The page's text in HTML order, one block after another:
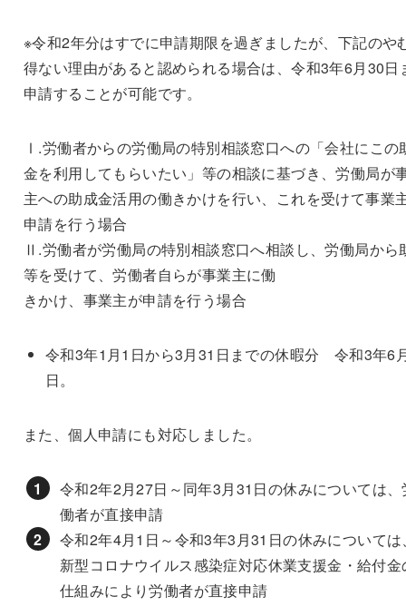
※令和2年分はすでに申請期限を過ぎましたが、下記のや
得ない理由があると認められる場合は、令和3年6月30日
申請することが可能です。
Ⅰ.労働者からの労働局の特別相談窓口への「会社にこの
金を利用してもらいたい」等の相談に基づき、労働局が
主への助成金活用の働きかけを行い、これを受けて事業
申請を行う場合
Ⅱ.労働者が労働局の特別相談窓口へ相談し、労働局から
等を受けて、労働者自らが事業主に働
きかけ、事業主が申請を行う場合
令和3年1月1日から3月31日までの休暇分 令和3年6
日。
また、個人申請にも対応しました。
令和2年2月27日～同年3月31日の休みについては、
働者が直接申請
令和2年4月1日～令和3年3月31日の休みについては
新型コロナウイルス感染症対応休業支援金・給付金
仕組みにより労働者が直接申請